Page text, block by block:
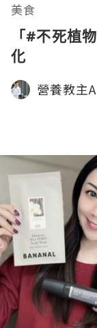
美食
「#不死植
化
營養教主